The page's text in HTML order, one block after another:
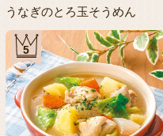
うなぎのとろ玉そうめん
5